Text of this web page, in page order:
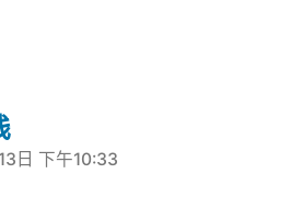
日 下午10:33